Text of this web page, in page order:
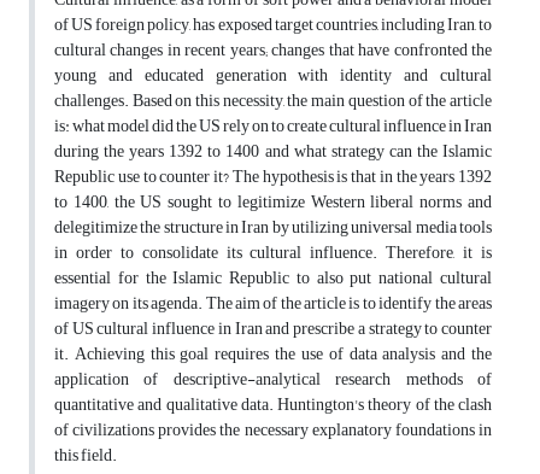
of US foreign policy, has exposed target countries, including Iran, to
cultural changes in recent years; changes that have confronted the
young and educated generation with identity and cultural
challenges. Based on this necessity, the main question of the article
is: what model did the US rely on to create cultural influence in Iran
during the years 1392 to 1400 and what strategy can the Islamic
Republic use to counter it? The hypothesis is that in the years 1392
to 1400, the US sought to legitimize Western liberal norms and
delegitimize the structure in Iran by utilizing universal media tools
in order to consolidate its cultural influence. Therefore, it is
essential for the Islamic Republic to also put national cultural
imagery on its agenda. The aim of the article is to identify the areas
of US cultural influence in Iran and prescribe a strategy to counter
it. Achieving this goal requires the use of data analysis and the
application of descriptive-analytical research methods of
quantitative and qualitative data. Huntington's theory of the clash
of civilizations provides the necessary explanatory foundations in
this field.